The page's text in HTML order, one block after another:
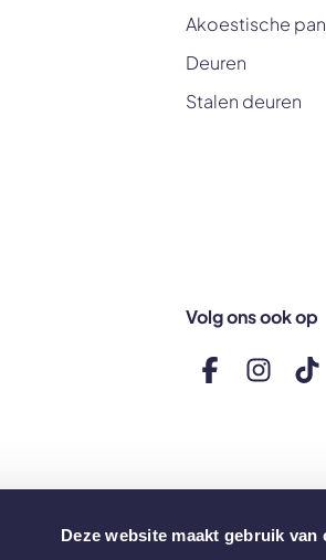
Deze website maakt gebruik van
Akoestische
Deuren
Stalen deuren
Volg ons ook op
Volg ons op
Volg